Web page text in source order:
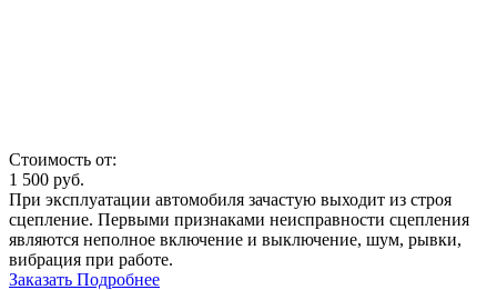
Стоимость от:
1 500 руб.
При эксплуатации автомобиля зачастую выходит из строя
сцепление. Первыми признаками неисправности сцепления
являются неполное включение и выключение, шум, рывки,
вибрация при работе.
Заказать Подробнее